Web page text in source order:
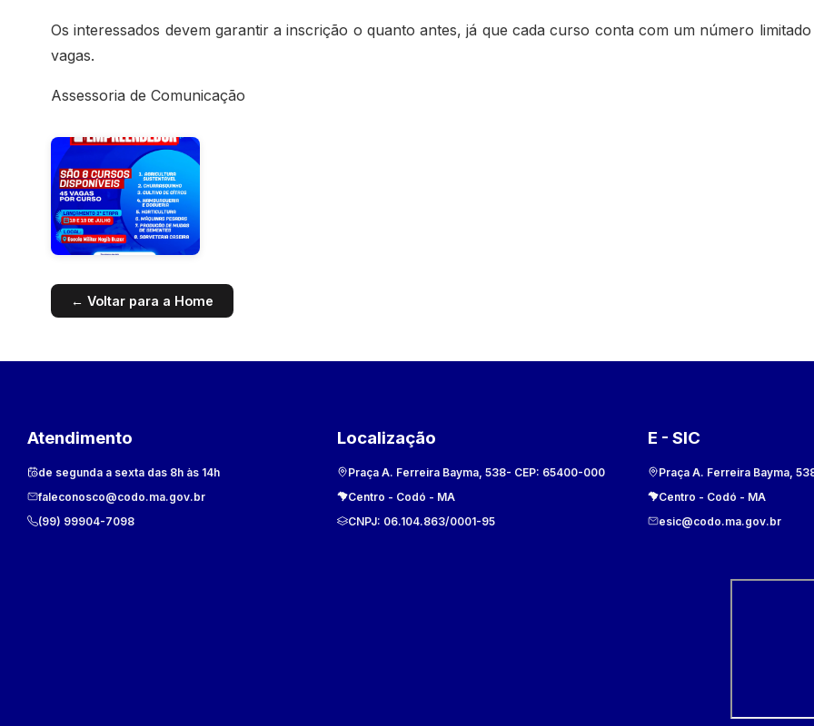
Os interessados devem garantir a inscrição o quanto antes, já que cada curso conta com um número limitado
vagas.
Assessoria de Comunicação
← Voltar para a Home
Atendimento
de segunda a sexta das 8h às 14h
faleconosco@codo.ma.gov.br
(99) 99904-7098
Localização
Praça A. Ferreira Bayma, 538- CEP: 65400-000
Centro - Codó - MA
CNPJ: 06.104.863/0001-95
E - SIC
Praça A. Ferreira Bayma,
Centro - Codó - MA
esic@codo.ma.gov.br